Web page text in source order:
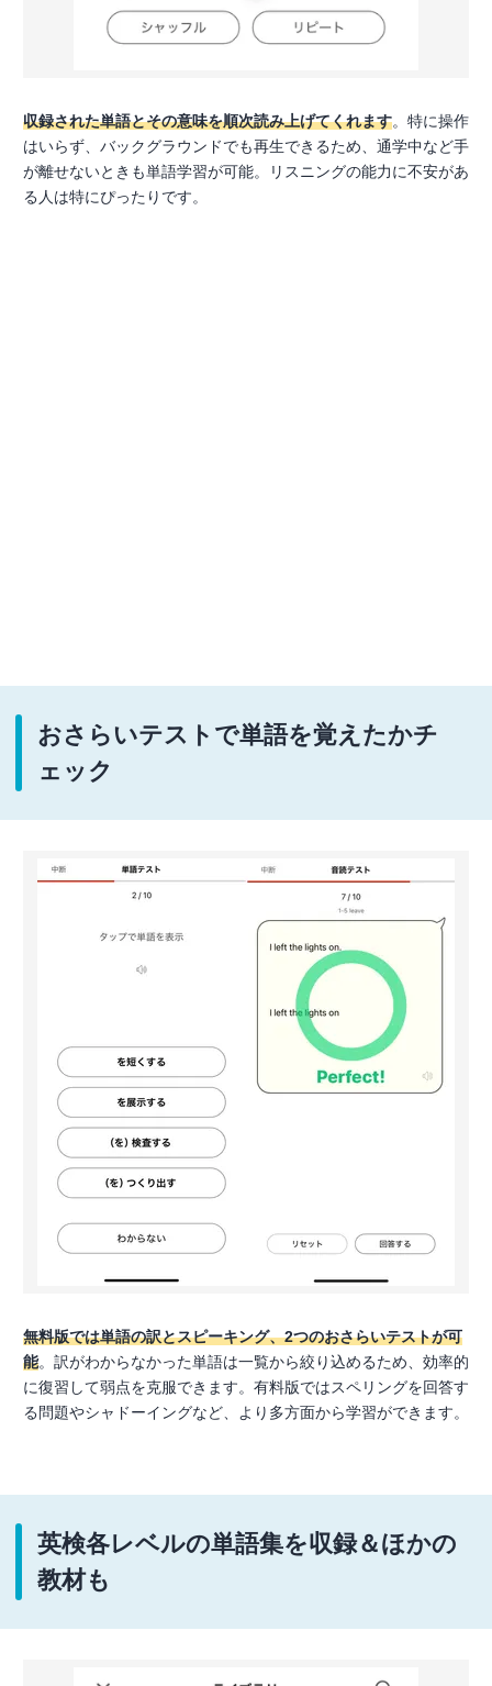
収録された単語とその意味を順次読み上げてくれます。特に操作
はいらず、バックグラウンドでも再生できるため、通学中など手
が離せないときも単語学習が可能。リスニングの能力に不安があ
る人は特にぴったりです。
おさらいテストで単語を覚えたかチ
ェック
無料版では単語の訳とスピーキング、2つのおさらいテストが可
能。訳がわからなかった単語は一覧から絞り込めるため、効率的
に復習して弱点を克服できます。有料版ではスペリングを回答す
る問題やシャドーイングなど、より多方面から学習ができます。
英検各レベルの単語集を収録＆ほかの
教材も